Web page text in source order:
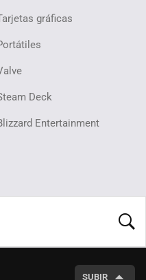
gráficas
Deck
Entertainment
SUBIR